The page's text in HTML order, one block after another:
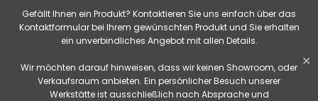
Gefällt Ihnen ein Produkt? Kontaktieren Sie uns einfach über das
Kontaktformular bei Ihrem gewünschten Produkt und Sie erhalten
ein unverbindliches Angebot mit allen Details.
Wir möchten darauf hinweisen, dass wir keinen Showroom, oder
Verkaufsraum anbieten. Ein persönlicher Besuch unserer
Werkstätte ist ausschließlich nach Absprache und
✕